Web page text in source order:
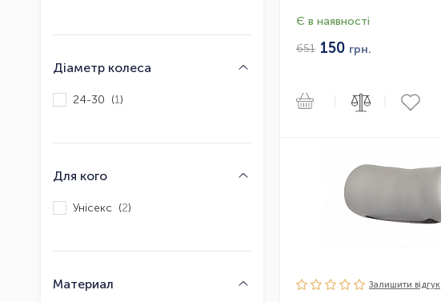
Діаметр колеса
24-30 (1)
Для кого
Унісекс (2)
Материал
Є в наявності
651 150 грн.
Залишити вiдгук